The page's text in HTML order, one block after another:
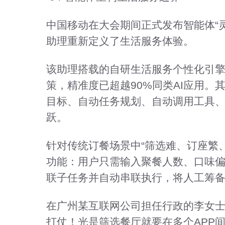
中国移动在大会期间正式发布智能体
助理重新定义了生活服务体验。
该助理搭载的自研生活服务个性化引
策，精准度已超越90%同类AI应用。
目标、自动任务规划、自动调用工具
跃。
针对传统订餐场景中“筛选难、订座繁
功能：用户只需输入聚餐人数、口味
联子任务并自动串联执行，将人工筹
在广州某互联网公司担任行政的李女
打仗！光是筛选餐厅就要在多个APP